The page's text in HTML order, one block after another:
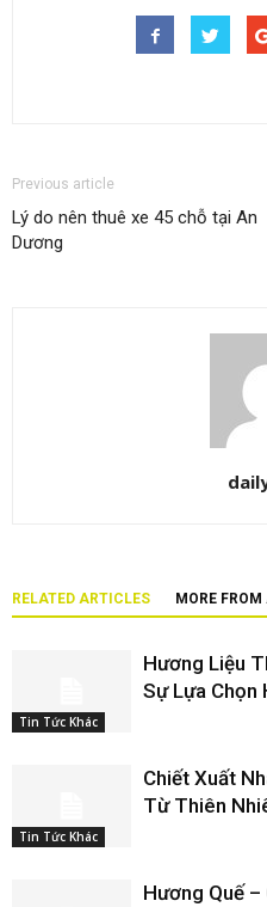
Previous article
Lý do nên thuê xe 45 chỗ tại An
Dương
RELATED ARTICLES MORE
Tin Tức Khác
Hương Liệu
Sự Lựa Chọn
Tin Tức Khác
Chiết Xuất
Từ Thiên
Hương Quế